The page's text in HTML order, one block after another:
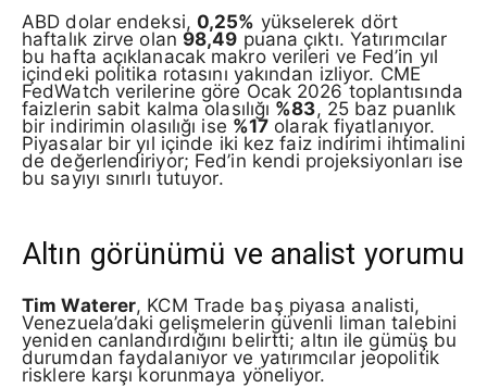
ABD dolar endeksi, 0,25% yükselerek dört
haftalık zirve olan 98,49 puana çıktı. Yatırımcılar
bu hafta açıklanacak makro verileri ve Fed’in yıl
içindeki politika rotasını yakından izliyor. CME
FedWatch verilerine göre Ocak 2026 toplantısında
faizlerin sabit kalma olasılığı %83, 25 baz puanlık
bir indirimin olasılığı ise %17 olarak fiyatlanıyor.
Piyasalar bir yıl içinde iki kez faiz indirimi ihtimalini
de değerlendiriyor; Fed’in kendi projeksiyonları ise
bu sayıyı sınırlı tutuyor.
Altın görünümü ve analist yorumu
Tim Waterer, KCM Trade baş piyasa analisti,
Venezuela’daki gelişmelerin güvenli liman talebini
yeniden canlandırdığını belirtti; altın ile gümüş bu
durumdan faydalanıyor ve yatırımcılar jeopolitik
risklere karşı korunmaya yöneliyor.